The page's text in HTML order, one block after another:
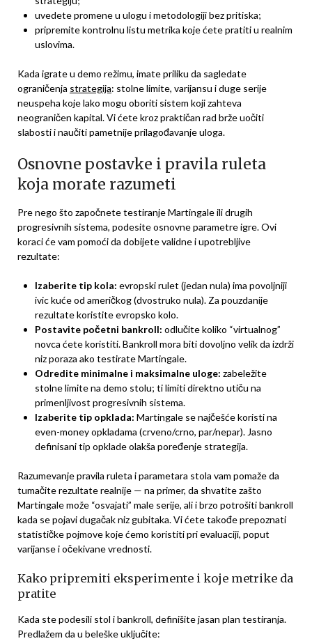
uvedete promene u ulogu i metodologiji bez pritiska;
pripremite kontrolnu listu metrika koje ćete pratiti u realnim
uslovima.
Kada igrate u demo režimu, imate priliku da sagledate
ograničenja strategija: stolne limite, varijansu i duge serije
neuspeha koje lako mogu oboriti sistem koji zahteva
neograničen kapital. Vi ćete kroz praktičan rad brže uočiti
slabosti i naučiti pametnije prilagođavanje uloga.
Osnovne postavke i pravila ruleta
koja morate razumeti
Pre nego što započnete testiranje Martingale ili drugih
progresivnih sistema, podesite osnovne parametre igre. Ovi
koraci će vam pomoći da dobijete validne i upotrebljive
rezultate:
Izaberite tip kola: evropski rulet (jedan nula) ima povoljniji
ivic kuće od američkog (dvostruko nula). Za pouzdanije
rezultate koristite evropsko kolo.
Postavite početni bankroll: odlučite koliko “virtualnog”
novca ćete koristiti. Bankroll mora biti dovoljno velik da izdrži
niz poraza ako testirate Martingale.
Odredite minimalne i maksimalne uloge: zabeležite
stolne limite na demo stolu; ti limiti direktno utiču na
primenljivost progresivnih sistema.
Izaberite tip opklada: Martingale se najčešće koristi na
even-money opkladama (crveno/crno, par/nepar). Jasno
definisani tip opklade olakša poređenje strategija.
Razumevanje pravila ruleta i parametara stola vam pomaže da
tumačite rezultate realnije — na primer, da shvatite zašto
Martingale može “osvajati” male serije, ali i brzo potrošiti bankroll
kada se pojavi dugačak niz gubitaka. Vi ćete takođe prepoznati
statističke pojmove koje ćemo koristiti pri evaluaciji, poput
varijanse i očekivane vrednosti.
Kako pripremiti eksperimente i koje metrike da
pratite
Kada ste podesili stol i bankroll, definišite jasan plan testiranja.
Predlažem da u beleške uključite: